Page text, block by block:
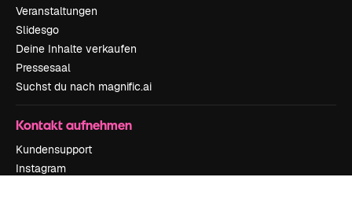
Veranstaltungen
Slidesgo
Deine Inhalte verkaufen
Pressesaal
Suchst du nach magnific.ai
Kontakt aufnehmen
Kundensupport
Instagram